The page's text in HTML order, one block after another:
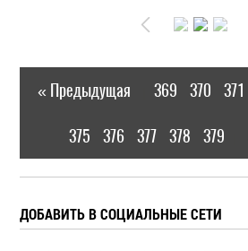
« Предыдущая 369 370 371
375 376 377 378 379
ДОБАВИТЬ В СОЦИАЛЬНЫЕ СЕТИ